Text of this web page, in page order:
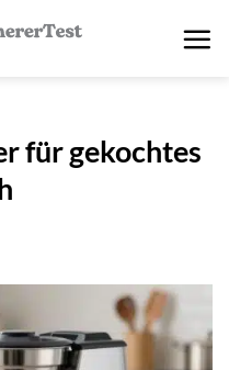
für gekochtes